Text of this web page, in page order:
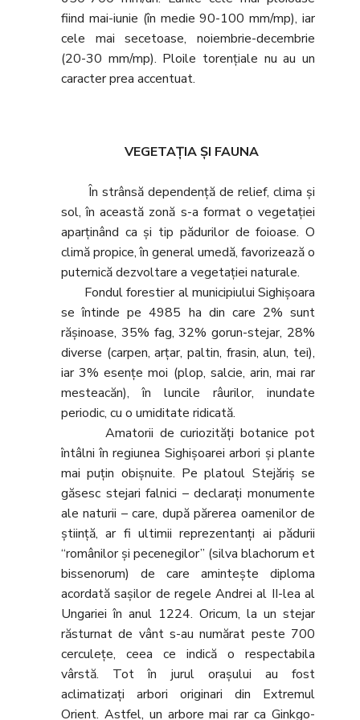
fiind mai-iunie (în medie 90-100 mm/mp), iar
cele mai secetoase, noiembrie-decembrie
(20-30 mm/mp). Ploile torenţiale nu au un
caracter prea accentuat.
VEGETAŢIA ŞI FAUNA
În strânsă dependenţă de relief, clima şi
sol, în această zonă s-a format o vegetaţiei
aparţinând ca şi tip pădurilor de foioase. O
climă propice, în general umedă, favorizează o
puternică dezvoltare a vegetaţiei naturale.
Fondul forestier al municipiului Sighişoara
se întinde pe 4985 ha din care 2% sunt
răşinoase, 35% fag, 32% gorun-stejar, 28%
diverse (carpen, arţar, paltin, frasin, alun, tei),
iar 3% esenţe moi (plop, salcie, arin, mai rar
mesteacăn), în luncile râurilor, inundate
periodic, cu o umiditate ridicată.
Amatorii de curiozităţi botanice pot
întâlni în regiunea Sighişoarei arbori şi plante
mai puţin obişnuite. Pe platoul Stejăriş se
găsesc stejari falnici – declaraţi monumente
ale naturii – care, după părerea oamenilor de
ştiinţă, ar fi ultimii reprezentanţi ai pădurii
“românilor şi pecenegilor” (silva blachorum et
bissenorum) de care aminteşte diploma
acordată saşilor de regele Andrei al II-lea al
Ungariei în anul 1224. Oricum, la un stejar
răsturnat de vânt s-au numărat peste 700
cerculeţe, ceea ce indică o respectabila
vârstă. Tot în jurul oraşului au fost
aclimatizaţi arbori originari din Extremul
Orient. Astfel, un arbore mai rar ca Ginkgo-